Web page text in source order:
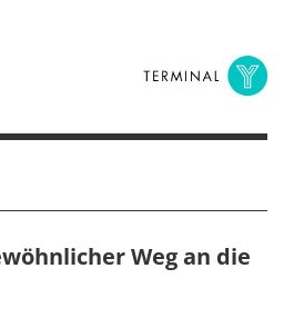
Weg an die